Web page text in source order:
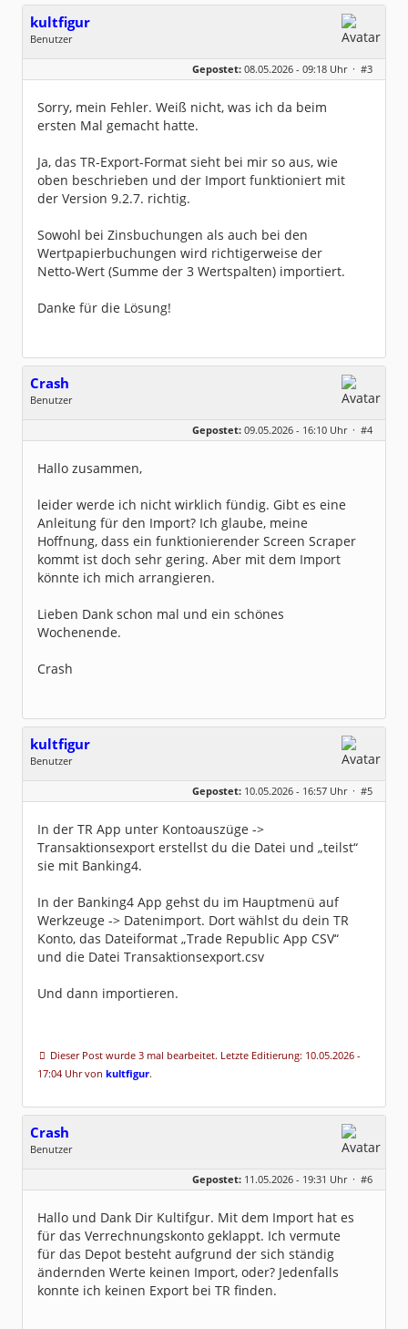
kultfigur
Benutzer
Geschlecht:
keine Angabe
Dabei seit:
03 / 2025
Gepostet: 08.05.2026 - 09:18 Uhr · #3
Sorry, mein Fehler. Weiß nicht, was ich da beim
ersten Mal gemacht hatte.
Ja, das TR-Export-Format sieht bei mir so aus, wie
oben beschrieben und der Import funktioniert mit
der Version 9.2.7. richtig.
Sowohl bei Zinsbuchungen als auch bei den
Wertpapierbuchungen wird richtigerweise der
Netto-Wert (Summe der 3 Wertspalten) importiert.
Danke für die Lösung!
Crash
Benutzer
Dabei seit:
03 / 2026
Gepostet: 09.05.2026 - 16:10 Uhr · #4
Hallo zusammen,
leider werde ich nicht wirklich fündig. Gibt es eine
Anleitung für den Import? Ich glaube, meine
Hoffnung, dass ein funktionierender Screen Scraper
kommt ist doch sehr gering. Aber mit dem Import
könnte ich mich arrangieren.
Lieben Dank schon mal und ein schönes
Wochenende.
Crash
kultfigur
Benutzer
Geschlecht:
keine Angabe
Dabei seit:
03 / 2025
Gepostet: 10.05.2026 - 16:57 Uhr · #5
In der TR App unter Kontoauszüge ->
Transaktionsexport erstellst du die Datei und „teilst“
sie mit Banking4.
In der Banking4 App gehst du im Hauptmenü auf
Werkzeuge -> Datenimport. Dort wählst du dein TR
Konto, das Dateiformat „Trade Republic App CSV“
und die Datei Transaktionsexport.csv
Und dann importieren.
Dieser Post wurde 3 mal bearbeitet. Letzte Editierung: 10.05.2026 -
17:04 Uhr von kultfigur.
Crash
Benutzer
Dabei seit:
03 / 2026
Gepostet: 11.05.2026 - 19:31 Uhr · #6
Hallo und Dank Dir Kultifgur. Mit dem Import hat es
für das Verrechnungskonto geklappt. Ich vermute
für das Depot besteht aufgrund der sich ständig
ändernden Werte keinen Import, oder? Jedenfalls
konnte ich keinen Export bei TR finden.